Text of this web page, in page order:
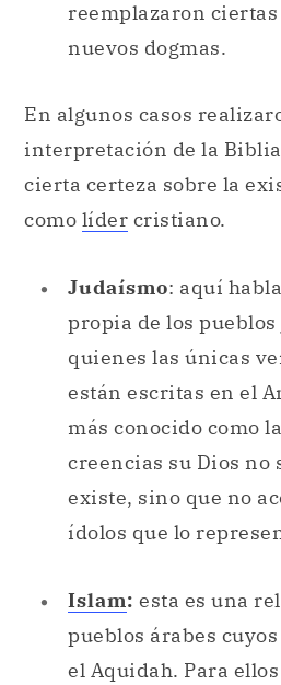
reemplazaron
nuevos dogmas.
En algunos casos
interpretación de la
cierta certeza sobre la
como líder cristiano.
Judaísmo: aquí
propia de los
quienes las únicas
están escritas en el
más conocido como
creencias su Dios no
existe, sino que no
ídolos que lo
Islam: esta es una
pueblos árabes
el Aquidah. Para